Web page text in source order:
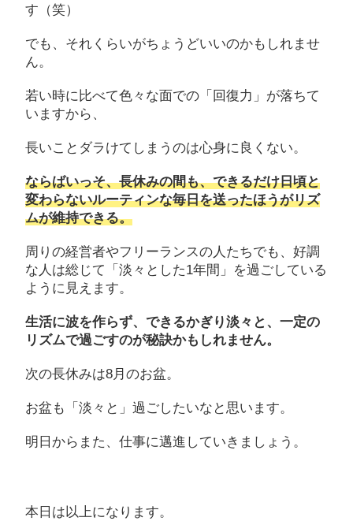
す（笑）
でも、それくらいがちょうどいいのかもしれませ
ん。
若い時に比べて色々な面での「回復力」が落ちて
いますから、
長いことダラけてしまうのは心身に良くない。
ならばいっそ、長休みの間も、できるだけ日頃と
変わらないルーティンな毎日を送ったほうがリズ
ムが維持できる。
周りの経営者やフリーランスの人たちでも、好調
な人は総じて「淡々とした1年間」を過ごしている
ように見えます。
生活に波を作らず、できるかぎり淡々と、一定の
リズムで過ごすのが秘訣かもしれません。
次の長休みは8月のお盆。
お盆も「淡々と」過ごしたいなと思います。
明日からまた、仕事に邁進していきましょう。
本日は以上になります。